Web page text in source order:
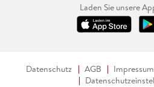
Laden Sie unsere
Datenschutz AGB Impressum